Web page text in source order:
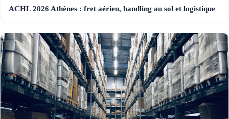
ACHL 2026 Athènes : fret aérien, handling au sol et logistique